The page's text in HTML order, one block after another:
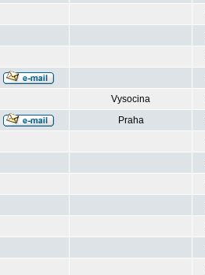
Vysocina
Praha